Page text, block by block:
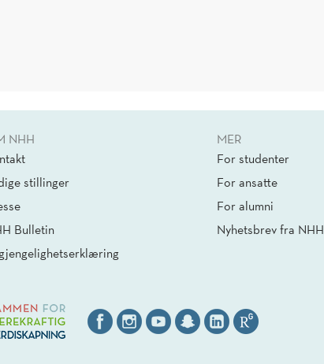
NHH
stillinger
Bulletin
MER
For studenter
For ansatte
For alumni
Nyhetsbrev fra NHH